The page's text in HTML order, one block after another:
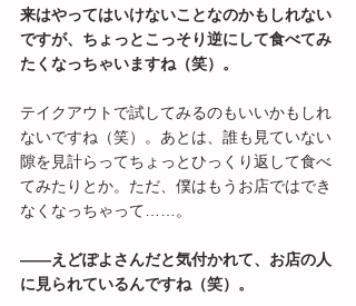
来はやってはいけないことなのかもしれない
ですが、ちょっとこっそり逆にして食べてみ
たくなっちゃいますね（笑）。
テイクアウトで試してみるのもいいかもしれ
ないですね（笑）。あとは、誰も見ていない
隙を見計らってちょっとひっくり返して食べ
てみたりとか。ただ、僕はもうお店ではでき
なくなっちゃって……。
――えどぽよさんだと気付かれて、お店の人
に見られているんですね（笑）。